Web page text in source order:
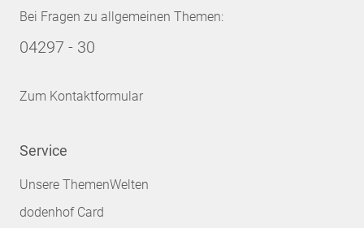
Bei Fragen zu allgemeinen Themen:
04297 - 30
Zum Kontaktformular
Service
Unsere ThemenWelten
dodenhof Card